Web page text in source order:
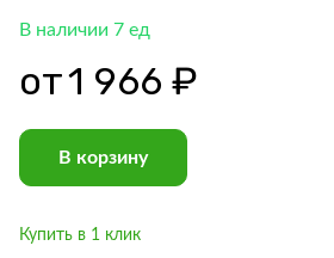
В наличии 7 ед
от1 966 ₽
В корзину
Купить в 1 клик